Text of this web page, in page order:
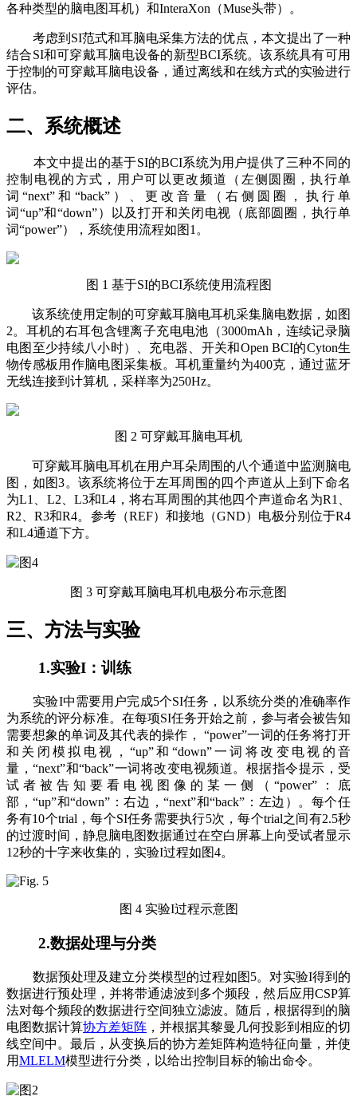
各种类型的脑电图耳机）和InteraXon（Muse头带）。
考虑到SI范式和耳脑电采集方法的优点，本文提出了一种
结合SI和可穿戴耳脑电设备的新型BCI系统。该系统具有可用
于控制的可穿戴耳脑电设备，通过离线和在线方式的实验进行
评估。
二、系统概述
本文中提出的基于SI的BCI系统为用户提供了三种不同的
控制电视的方式，用户可以更改频道（左侧圆圈，执行单
词“next”和“back”）、更改音量（右侧圆圈，执行单
词“up”和“down”）以及打开和关闭电视（底部圆圈，执行单
词“power”），系统使用流程如图1。
图 1 基于SI的BCI系统使用流程图
该系统使用定制的可穿戴耳脑电耳机采集脑电数据，如图
2。耳机的右耳包含锂离子充电电池（3000mAh，连续记录脑
电图至少持续八小时）、充电器、开关和Open BCI的Cyton生
物传感板用作脑电图采集板。耳机重量约为400克，通过蓝牙
无线连接到计算机，采样率为250Hz。
图 2 可穿戴耳脑电耳机
可穿戴耳脑电耳机在用户耳朵周围的八个通道中监测脑电
图，如图3。该系统将位于左耳周围的四个声道从上到下命名
为L1、L2、L3和L4，将右耳周围的其他四个声道命名为R1、
R2、R3和R4。参考（REF）和接地（GND）电极分别位于R4
和L4通道下方。
图 3 可穿戴耳脑电耳机电极分布示意图
三、方法与实验
1.实验I：训练
实验I中需要用户完成5个SI任务，以系统分类的准确率作
为系统的评分标准。在每项SI任务开始之前，参与者会被告知
需要想象的单词及其代表的操作， “power”一词的任务将打开
和关闭模拟电视，“up”和“down”一词将改变电视的音
量，“next”和“back”一词将改变电视频道。根据指令提示，受
试者被告知要看电视图像的某一侧（“power”：底
部，“up”和“down”：右边，“next”和“back”：左边）。每个任
务有10个trial，每个SI任务需要执行5次，每个trial之间有2.5秒
的过渡时间，静息脑电图数据通过在空白屏幕上向受试者显示
12秒的十字来收集的，实验I过程如图4。
图 4 实验I过程示意图
2.数据处理与分类
数据预处理及建立分类模型的过程如图5。对实验I得到的
数据进行预处理，并将带通滤波到多个频段，然后应用CSP算
法对每个频段的数据进行空间独立滤波。随后，根据得到的脑
电图数据计算协方差矩阵 ，并根据其黎曼几何投影到相应的切
线空间中。最后，从变换后的协方差矩阵构造特征向量，并使
用MLELM模型进行分类，以给出控制目标的输出命令。